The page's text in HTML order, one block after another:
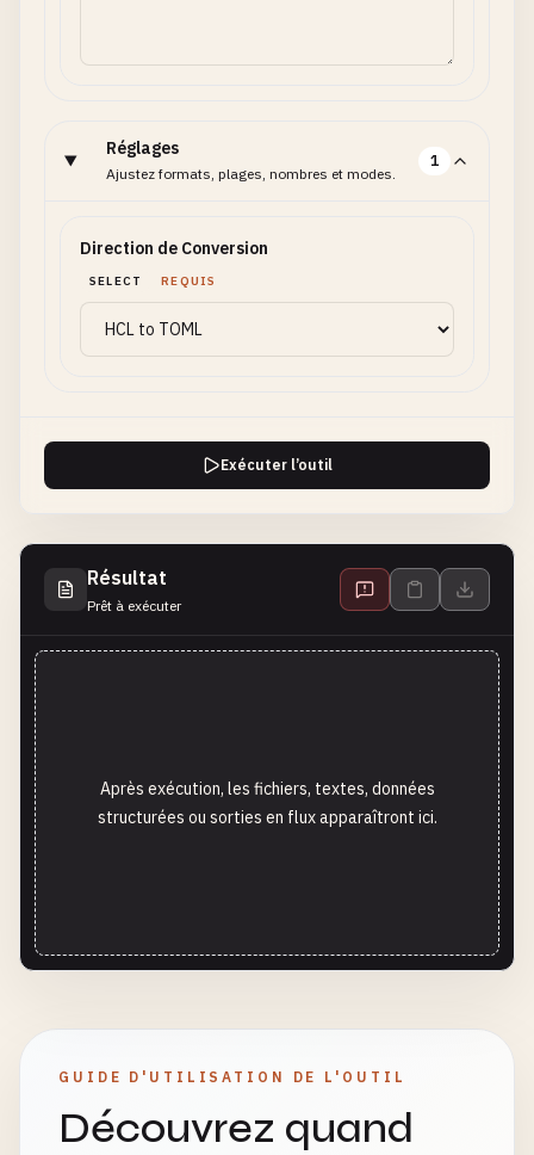
Réglages
Ajustez formats, plages, nombres et modes.
1
Direction de Conversion
SELECT REQUIS
Exécuter l’outil
Résultat
Prêt à exécuter
Après exécution, les fichiers, textes, données
structurées ou sorties en flux apparaîtront ici.
GUIDE D'UTILISATION DE L'OUTIL
Découvrez quand